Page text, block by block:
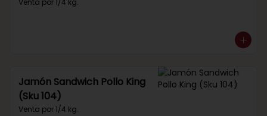
Venta por 1/4 kg.
Jamón Sandwich Pollo King
(Sku 104)
Venta por 1/4 kg.